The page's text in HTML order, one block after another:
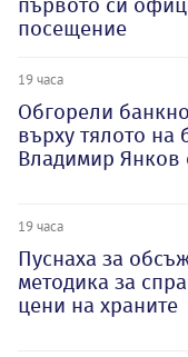
първото си
посещение
19 часа
Обгорели
върху тялото на
Владимир Янков
19 часа
Пуснаха за
методика за
цени на храните